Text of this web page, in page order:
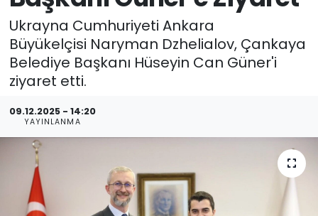
Ukrayna Cumhuriyeti Ankara
Büyükelçisi Naryman Dzhelialov, Çankaya
Belediye Başkanı Hüseyin Can Güner'i
ziyaret etti.
09.12.2025 - 14:20
YAYINLANMA
Haber Arşivi